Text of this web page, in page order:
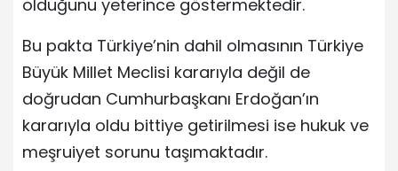
olduğunu yeterince göstermektedir.
Bu pakta Türkiye’nin dahil olmasının Türkiye
Büyük Millet Meclisi kararıyla değil de
doğrudan Cumhurbaşkanı Erdoğan’ın
kararıyla oldu bittiye getirilmesi ise hukuk ve
meşruiyet sorunu taşımaktadır.